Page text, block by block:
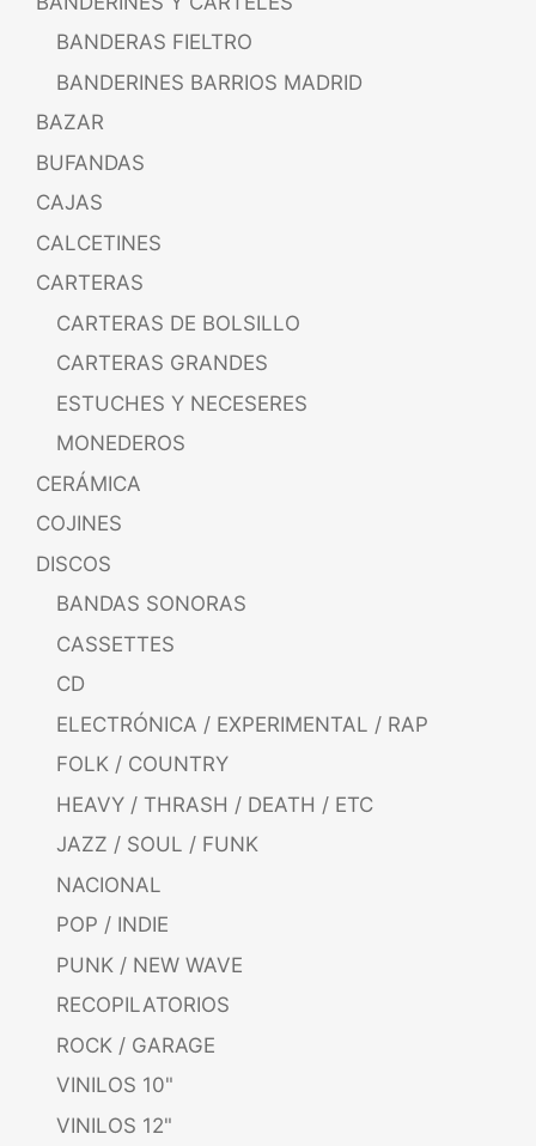
BANDERAS FIELTRO
BANDERINES BARRIOS MADRID
BAZAR
BUFANDAS
CAJAS
CALCETINES
CARTERAS
CARTERAS DE BOLSILLO
CARTERAS GRANDES
ESTUCHES Y NECESERES
MONEDEROS
CERÁMICA
COJINES
DISCOS
BANDAS SONORAS
CASSETTES
CD
ELECTRÓNICA / EXPERIMENTAL / RAP
FOLK / COUNTRY
HEAVY / THRASH / DEATH / ETC
JAZZ / SOUL / FUNK
NACIONAL
POP / INDIE
PUNK / NEW WAVE
RECOPILATORIOS
ROCK / GARAGE
VINILOS 10"
VINILOS 12"